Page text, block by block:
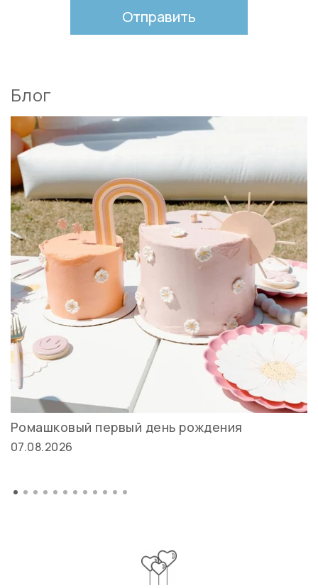
Отправить
Блог
Ромашковый первый день рождения
07.08.2026